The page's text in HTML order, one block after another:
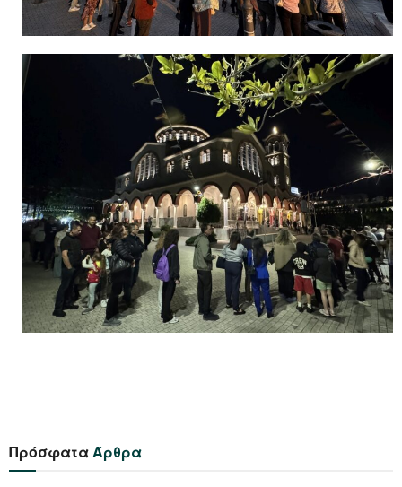
Πρόσφατα Άρθρα